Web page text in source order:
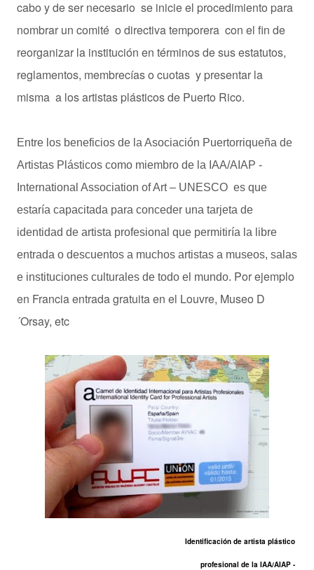
cabo y de ser necesario se inicie el procedimiento para
nombrar un comité o directiva temporera con el fin de
reorganizar la institución en términos de sus estatutos,
reglamentos, membrecías o cuotas y presentar la
misma a los artistas plásticos de Puerto Rico.
Entre los beneficios de la Asociación Puertorriqueña de
Artistas Plásticos como miembro de la IAA/AIAP -
International Association of Art – UNESCO es que
estaría capacitada para conceder una tarjeta de
identidad de artista profesional que permitiría la libre
entrada o descuentos a muchos artistas a museos, salas
e instituciones culturales de todo el mundo. Por ejemplo
en Francia entrada gratuita en el Louvre, Museo D
´Orsay, etc
Identificación de artista plástico
profesional de la IAA/AIAP -